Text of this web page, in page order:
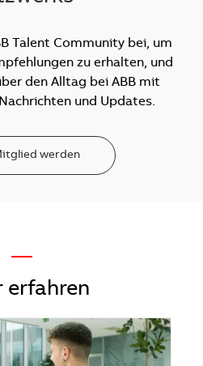
Talent Community bei, um
zu erhalten, und
den Alltag bei ABB mit
und Updates.
werden
—
erfahren